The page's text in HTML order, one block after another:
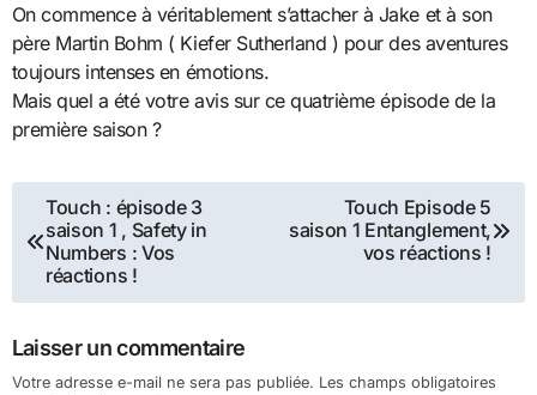
On commence à véritablement s’attacher à Jake et à son
père Martin Bohm ( Kiefer Sutherland ) pour des aventures
toujours intenses en émotions.
Mais quel a été votre avis sur ce quatrième épisode de la
première saison ?
Navigation
de
l’article
Touch : épisode 3
saison 1 , Safety in
Numbers : Vos
réactions !
Touch Episode 5
saison 1 Entanglement,
vos réactions !
Laisser un commentaire
Votre adresse e-mail ne sera pas publiée. Les champs obligatoires